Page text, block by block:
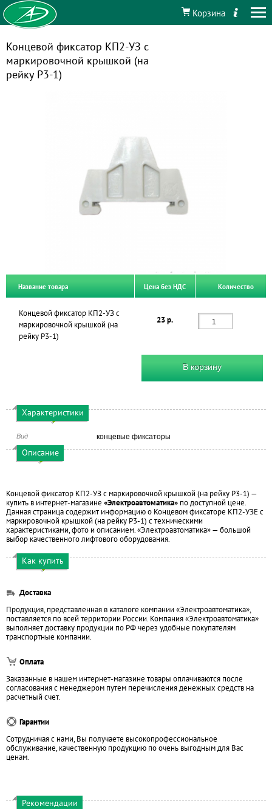
Корзина
Концевой фиксатор КП2-УЗ с
маркировочной крышкой (на
рейку Р3-1)
Название товара Цена без НДС Количество
Концевой фиксатор КП2-УЗ с
маркировочной крышкой (на
рейку Р3-1)
23 р.
В корзину
Характеристики
Вид концевые фиксаторы
Описание
Концевой фиксатор КП2-УЗ с маркировочной крышкой (на рейку Р3-1) —
купить в интернет-магазине «Электроавтоматика» по доступной цене.
Данная страница содержит информацию о Концевом фиксаторе КП2-УЗЕ с
маркировочной крышкой (на рейку Р3-1) с техническими
характеристиками, фото и описанием. «Электроавтоматика» — большой
выбор качественного лифтового оборудования.
Как купить
Доставка
Продукция, представленная в каталоге компании «Электроавтоматика»,
поставляется по всей территории России. Компания «Электроавтоматика»
выполняет доставку продукции по РФ через удобные покупателям
транспортные компании.
Оплата
Заказанные в нашем интернет-магазине товары оплачиваются после
согласования с менеджером путем перечисления денежных средств на
расчетный счет.
Гарантии
Сотрудничая с нами, Вы получаете высокопрофессиональное
обслуживание, качественную продукцию по очень выгодным для Вас
ценам.
Рекомендации